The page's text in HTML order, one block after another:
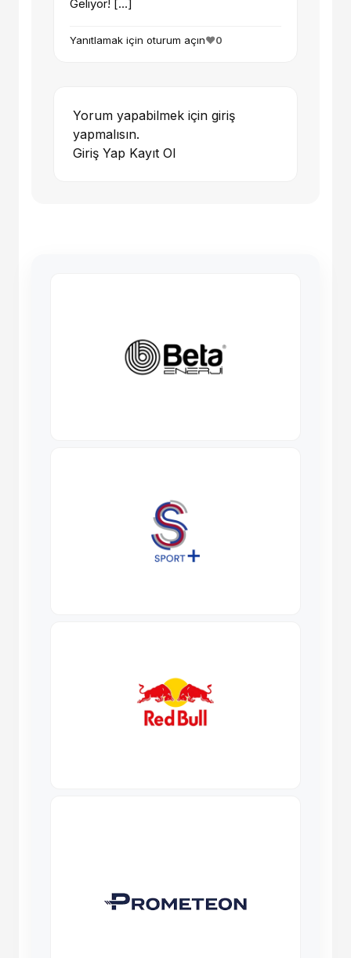
Geliyor! […]
Yanıtlamak için oturum açın❤️0
Yorum yapabilmek için giriş
yapmalısın.
Giriş Yap Kayıt Ol